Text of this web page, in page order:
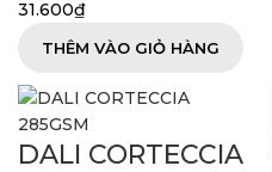
31.600₫
THÊM VÀO GIỎ HÀNG
DALI CORTECCIA